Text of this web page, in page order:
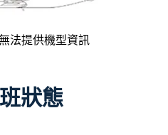
法提供機型資訊
狀態